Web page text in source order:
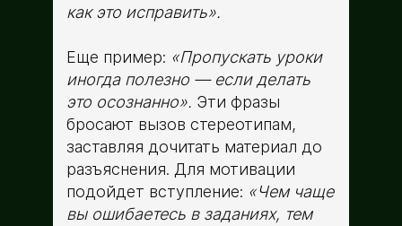
как это исправить».
Еще пример: «Пропускать уроки
иногда полезно — если делать
это осознанно». Эти фразы
бросают вызов стереотипам,
заставляя дочитать материал до
разъяснения. Для мотивации
подойдет вступление: «Чем чаще
вы ошибаетесь в заданиях, тем